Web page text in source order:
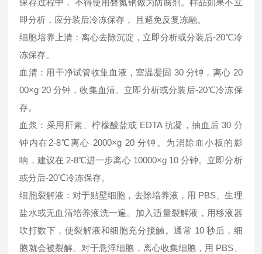
保存过程中， 不得使用叠氮钠做为防腐剂。样品如果不立
即分析，应分装后冷冻保存， 且避免反复冻融。
细胞培养上清：离心去除沉淀，立即分析或分装后-20℃冷
冻保存。
血清：用干净试管收集血液，室温凝固 30 分钟，离心 20
00×g 20 分钟，收集血清。立即分析或分装后-20℃冷冻保
存。
血浆：采用肝素、柠檬酸盐或 EDTA 抗凝，抽血后 30 分
钟内在2-8℃离心 2000×g 20 分钟。为消除血小板的影
响，建议在 2-8℃进一步离心 10000×g 10 分钟。立即分析
或分后-20℃冷冻保存。
细胞裂解液：对于贴壁细胞，去除培养液，用 PBS、生理
盐水或无血清培养液洗一遍。加入适量裂解液，用移液器
吹打数下，使裂解液和细胞充分接触。通常 10 秒后，细
胞就会被裂解。对于悬浮细胞，离心收集细胞，用 PBS、